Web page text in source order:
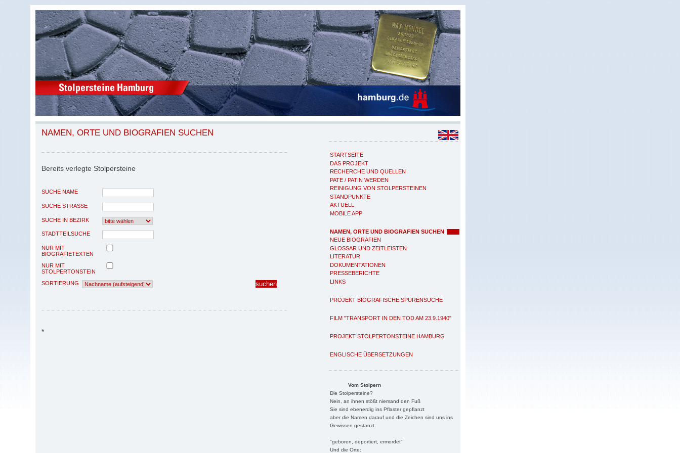
STARTSEITE
DAS PROJEKT
RECHERCHE UND QUELLEN
PATE / PATIN WERDEN
REINIGUNG VON STOLPERSTEINEN
STANDPUNKTE
AKTUELL
MOBILE APP
NAMEN, ORTE UND BIOGRAFIEN SUCHEN
NEUE BIOGRAFIEN
GLOSSAR UND ZEITLEISTEN
LITERATUR
DOKUMENTATIONEN
PRESSEBERICHTE
LINKS
PROJEKT BIOGRAFISCHE SPURENSUCHE
FILM "TRANSPORT IN DEN TOD AM 23.9.1940"
PROJEKT STOLPERTONSTEINE HAMBURG
ENGLISCHE ÜBERSETZUNGEN
Vom Stolpern
Die Stolpersteine?
Nein, an ihnen stößt niemand den Fuß
Sie sind ebenerdig ins Pflaster gepflanzt
aber die Namen darauf und die Zeichen sind uns ins
Gewissen gestanzt:
"geboren, deportiert, ermordet"
Und die Orte:
NAMEN, ORTE UND BIOGRAFIEN SUCHEN
Bereits verlegte Stolpersteine
SUCHE NAME
SUCHE STRASSE
SUCHE IN BEZIRK
STADTTEILSUCHE
NUR MIT
BIOGRAFIETEXTEN
NUR MIT
STOLPERTONSTEIN
SORTIERUNG
*